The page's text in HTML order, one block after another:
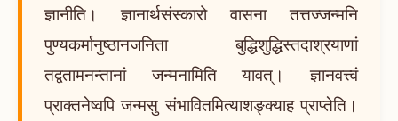
ज्ञानीति। ज्ञानार्थसंस्कारो वासना तत्तज्जन्मनि
पुण्यकर्मानुष्ठानजनिता बुद्धिशुद्धिस्तदाश्रयाणां
तद्वतामनन्तानां जन्मनामिति यावत्। ज्ञानवत्त्वं
प्राक्तनेष्वपि जन्मसु संभावितमित्याशङ्क्याह प्राप्तेति।